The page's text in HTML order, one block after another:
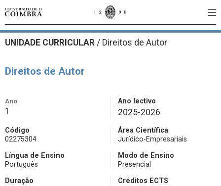
UNIDADE CURRICULAR / Direitos de Autor
Direitos de Autor
Ano
1
Ano lectivo
2025-2026
Código
02275304
Área Científica
Jurídico-Empresariais
Língua de Ensino
Português
Modo de Ensino
Presencial
Duração
Créditos ECTS